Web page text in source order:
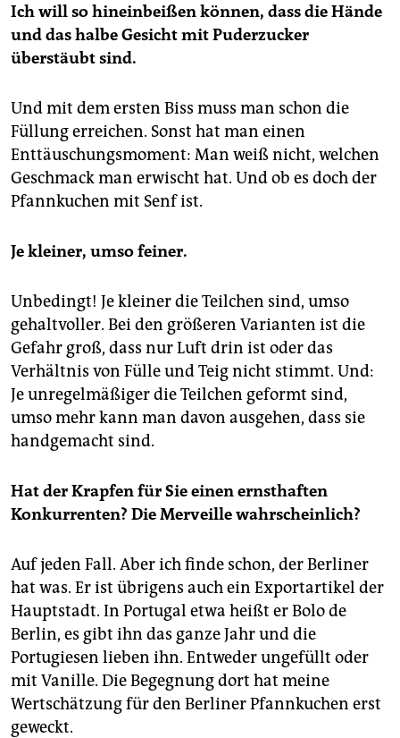
Ich will so hineinbeißen können, dass die Hände
und das halbe Gesicht mit Puderzucker
überstäubt sind.
Und mit dem ersten Biss muss man schon die
Füllung erreichen. Sonst hat man einen
Enttäuschungsmoment: Man weiß nicht, welchen
Geschmack man erwischt hat. Und ob es doch der
Pfannkuchen mit Senf ist.
Je kleiner, umso feiner.
Unbedingt! Je kleiner die Teilchen sind, umso
gehaltvoller. Bei den größeren Varianten ist die
Gefahr groß, dass nur Luft drin ist oder das
Verhältnis von Fülle und Teig nicht stimmt. Und:
Je unregelmäßiger die Teilchen geformt sind,
umso mehr kann man davon ausgehen, dass sie
handgemacht sind.
Hat der Krapfen für Sie einen ernsthaften
Konkurrenten? Die Merveille wahrscheinlich?
Auf jeden Fall. Aber ich finde schon, der Berliner
hat was. Er ist übrigens auch ein Exportartikel der
Hauptstadt. In Portugal etwa heißt er Bolo de
Berlin, es gibt ihn das ganze Jahr und die
Portugiesen lieben ihn. Entweder ungefüllt oder
mit Vanille. Die Begegnung dort hat meine
Wertschätzung für den Berliner Pfannkuchen erst
geweckt.